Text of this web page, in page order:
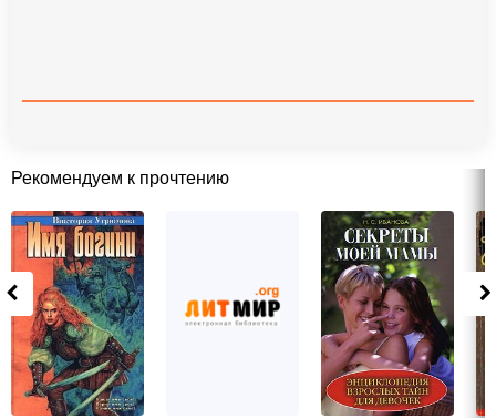
Рекомендуем к прочтению